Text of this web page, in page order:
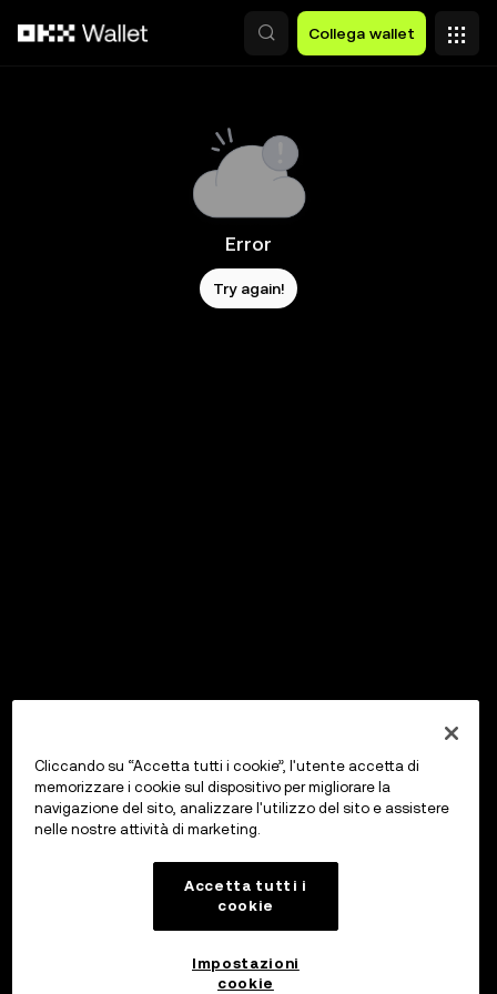
Collega wallet
Error
Try again!
Cliccando su “Accetta tutti i cookie”, l'utente accetta di
memorizzare i cookie sul dispositivo per migliorare la
navigazione del sito, analizzare l'utilizzo del sito e assistere
nelle nostre attività di marketing.
Accetta tutti i
cookie
Impostazioni
cookie